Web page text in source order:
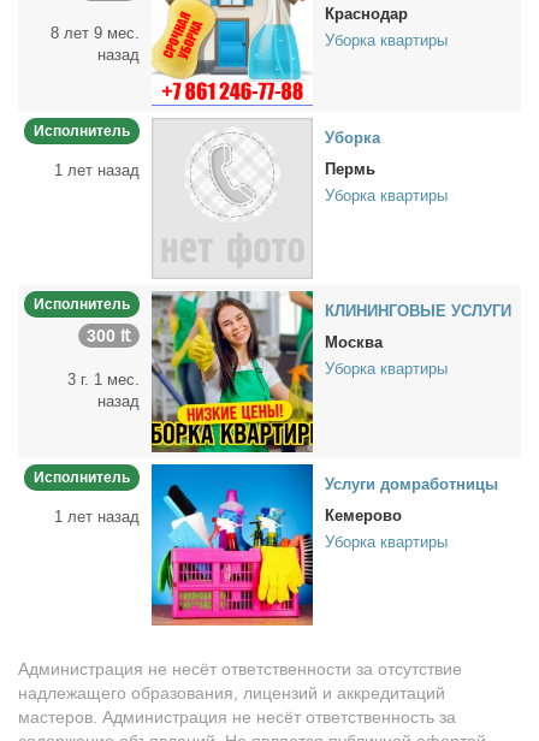
8 лет 9 мес.
назад
Краснодар
Уборка квартиры
Исполнитель
1 лет назад
Убор­ка
Пермь
Уборка квартиры
Исполнитель
300 ₶
3 г. 1 мес.
назад
КЛИНИНГОВЫЕ УСЛУГИ
Москва
Уборка квартиры
Исполнитель
1 лет назад
Услу­ги дом­ра­бот­ни­цы
Кемерово
Уборка квартиры
Администрация не несёт ответственности за отсутствие
надлежащего образования, лицензий и аккредитаций
мастеров. Администрация не несёт ответственность за